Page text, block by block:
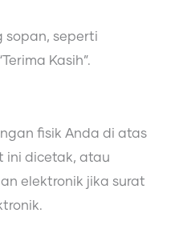
sopan, seperti
Kasih”.
fisik Anda di atas
ini dicetak, atau
elektronik jika surat